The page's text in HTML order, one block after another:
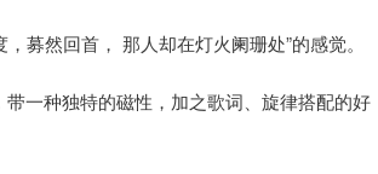
募然回首， 那人却在灯火阑珊处”的感觉。
一种独特的磁性，加之歌词、旋律搭配的好